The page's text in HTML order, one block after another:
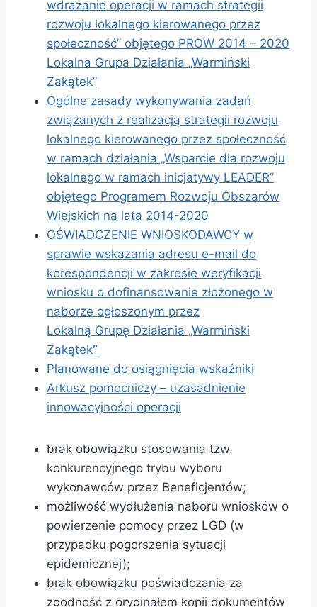
wdrażanie operacji w ramach strategii
rozwoju lokalnego kierowanego przez
społeczność” objętego PROW 2014 – 2020
Lokalna Grupa Działania „Warmiński
Zakątek”
Ogólne zasady wykonywania zadań
związanych z realizacją strategii rozwoju
lokalnego kierowanego przez społeczność
w ramach działania „Wsparcie dla rozwoju
lokalnego w ramach inicjatywy LEADER”
objętego Programem Rozwoju Obszarów
Wiejskich na lata 2014-2020
OŚWIADCZENIE WNIOSKODAWCY w
sprawie wskazania adresu e-mail do
korespondencji w zakresie weryfikacji
wniosku o dofinansowanie złożonego w
naborze ogłoszonym przez
Lokalną Grupę Działania „Warmiński
Zakątek”
Planowane do osiągnięcia wskaźniki
Arkusz pomocniczy – uzasadnienie
innowacyjności operacji
brak obowiązku stosowania tzw.
konkurencyjnego trybu wyboru
wykonawców przez Beneficjentów;
możliwość wydłużenia naboru wniosków o
powierzenie pomocy przez LGD (w
przypadku pogorszenia sytuacji
epidemicznej);
brak obowiązku poświadczania za
zgodność z oryginałem kopii dokumentów